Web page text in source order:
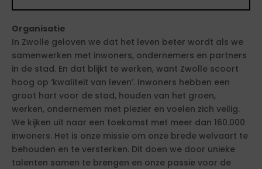
Organisatie
In Zwolle geloven we dat het leven beter wordt als we
samenwerken met inwoners, ondernemers en partners
in de stad. En dat blijkt te werken, want Zwolle scoort
hoog op ‘kwaliteit van leven’. Inwoners hebben een
groot hart voor de stad, houden van het groen,
werken, ondernemen met plezier en voelen zich veilig.
We kijken uit naar een toekomst met meer dan 160.000
inwoners. Het is onze missie om onze brede welvaart te
behouden en te versterken. Dit doen we door unieke
talenten samen te brengen en onze passie voor de